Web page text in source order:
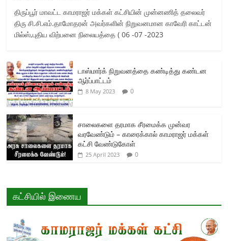
திருப்பூர் மாவட்ட காமராஜர் மக்கள் கட்சியின் முன்னணித் தலைவர்
திரு சி.சி.எம்.தாமோதரன் அவர்களின் நிறுவனமான காவேரி காட்டன்
மில்ஸ்,புதிய விற்பனை நிலையத்தை ( 06 -07 -2023
டாஸ்மார்க் நிறுவனத்தை கண்டித்து கண்டன
ஆர்ப்பாட்டம்
8 May 2023 0
சாலைகளை தரமாக சீரமைக்க முன்வர
வரவேண்டும் – காரைக்கால் காமராஜர் மக்கள்
கட்சி வேண்டுகோள்
25 April 2023 0
கட்சியில் இணைய